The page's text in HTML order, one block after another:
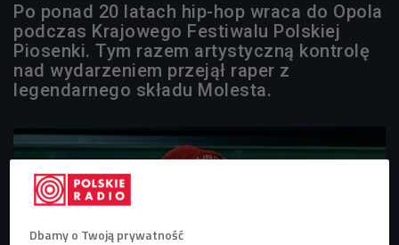
Po ponad 20 latach hip-hop wraca do Opola
podczas Krajowego Festiwalu Polskiej
Piosenki. Tym razem artystyczną kontrolę
nad wydarzeniem przejął raper z
legendarnego składu Molesta.
Dbamy o Twoją prywatność